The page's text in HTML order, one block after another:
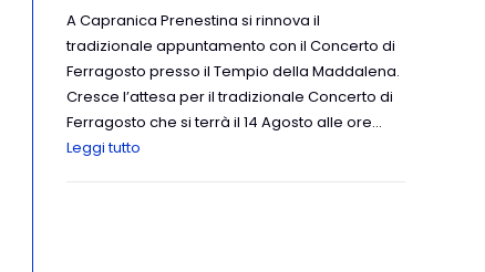
A Capranica Prenestina si rinnova il
tradizionale appuntamento con il Concerto di
Ferragosto presso il Tempio della Maddalena.
Cresce l’attesa per il tradizionale Concerto di
Ferragosto che si terrà il 14 Agosto alle ore…
Leggi tutto